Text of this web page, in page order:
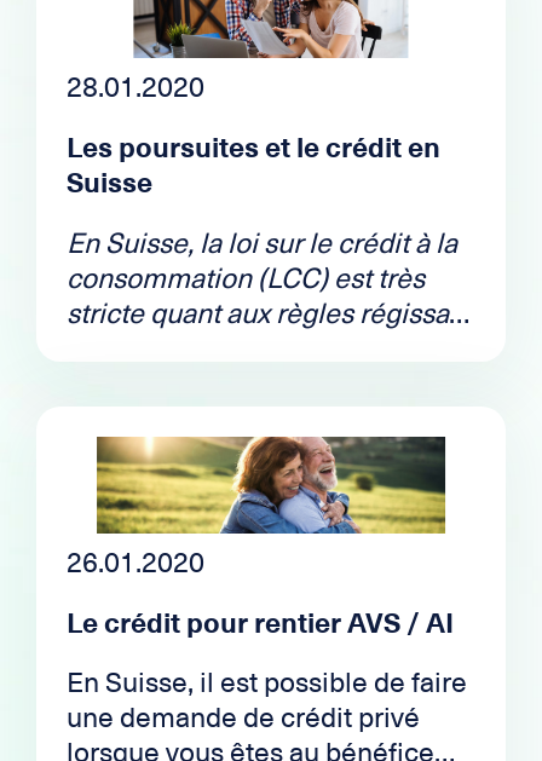
28.01.2020
Les poursuites et le crédit en
Suisse
En Suisse, la loi sur le crédit à la
consommation (LCC) est très
stricte quant aux règles régissant
plus d’une poursuite. Toutefois, il
existe pleins de solutions pour
palier à cela. Explications dans
notre article.
26.01.2020
Le crédit pour rentier AVS / AI
En Suisse, il est possible de faire
une demande de crédit privé
lorsque vous êtes au bénéfice